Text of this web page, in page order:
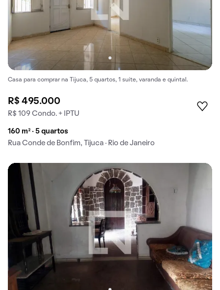
Casa para comprar na Tijuca, 5 quartos, 1 suíte, varanda e quintal.
R$ 495.000
R$ 109 Condo. + IPTU
160 m² · 5 quartos
Rua Conde de Bonfim, Tijuca · Rio de Janeiro